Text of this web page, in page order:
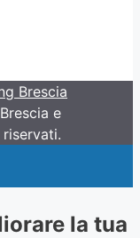
Brescia
e
la tua